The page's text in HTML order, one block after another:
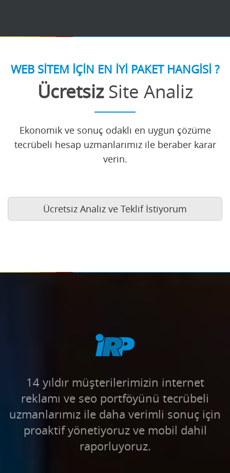
WEB SİTEM İÇİN EN İYİ PAKET HANGİSİ ?
ÜcretsizSite Analiz
Ekonomik ve sonuç odaklı en uygun çözüme
tecrübeli hesap uzmanlarımız ile beraber karar
verin.
Ücretsiz Analiz ve Teklif İstiyorum
14 yıldır müşterilerimizin internet
reklamı ve seo portföyünü tecrübeli
uzmanlarımız ile daha verimli sonuç için
proaktif yönetiyoruz ve mobil dahil
raporluyoruz.